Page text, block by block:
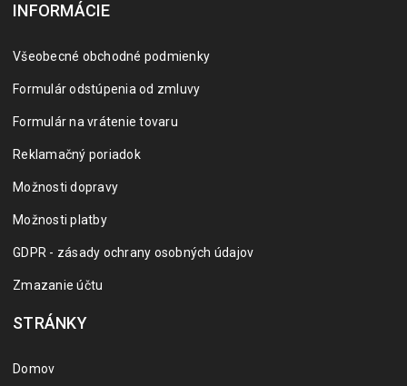
INFORMÁCIE
Všeobecné obchodné podmienky
Formulár odstúpenia od zmluvy
Formulár na vrátenie tovaru
Reklamačný poriadok
Možnosti dopravy
Možnosti platby
GDPR - zásady ochrany osobných údajov
Zmazanie účtu
STRÁNKY
Domov